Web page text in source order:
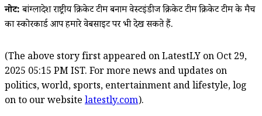
नोट:बांग्लादेश राष्ट्रीय क्रिकेट टीम बनाम वेस्टइंडीज क्रिकेट टीम क्रिकेट टीम के मैच
का स्कोरकार्ड आप हमारे वेबसाइट पर भी देख सकते हैं.
(The above story first appeared on LatestLY on Oct 29,
2025 05:15 PM IST. For more news and updates on
politics, world, sports, entertainment and lifestyle, log
on to our website latestly.com).